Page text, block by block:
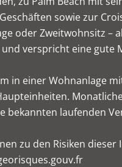
sowie zur
oder Zweitwohnsitz –
verspricht eine gute
in einer Wohnanlage
bekannten laufenden
zu den Risiken dieser